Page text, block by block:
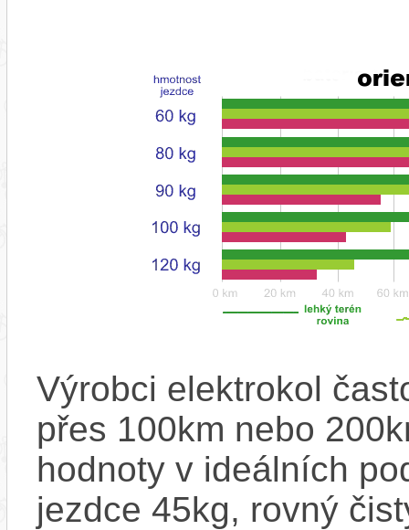
Výrobci elektrokol
přes 100km nebo
hodnoty v ideálních
jezdce 45kg, rovný